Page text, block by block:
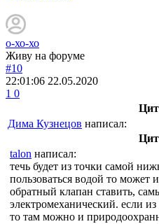
о-хо-хо
Живу на форуме
#10
22:01:06 22.05.2020
1 0
Дима Кузнецов написал:
talon написал:
течь будет из точки самой
пользоваться водой то может
обратный клапан ставить,
электромеханический. если
то там можно и